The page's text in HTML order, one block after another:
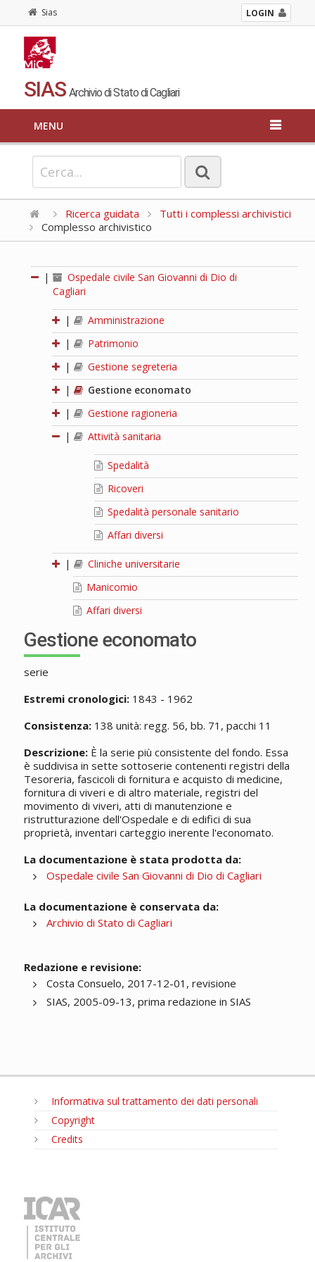
Sias LOGIN
SIAS Archivio di Stato di Cagliari
MENU
Ricerca guidata
Tutti i complessi archivistici
Complesso archivistico
|
Ospedale civile San Giovanni di Dio di
Cagliari
|
Amministrazione
|
Patrimonio
|
Gestione segreteria
|
Gestione economato
|
Gestione ragioneria
|
Attività sanitaria
Spedalità
Ricoveri
Spedalità personale sanitario
Affari diversi
|
Cliniche universitarie
Manicomio
Affari diversi
Gestione economato
serie
Estremi cronologici:1843 - 1962
Consistenza:138 unità: regg. 56, bb. 71, pacchi 11
Descrizione:È la serie più consistente del fondo. Essa
è suddivisa in sette sottoserie contenenti registri della
Tesoreria, fascicoli di fornitura e acquisto di medicine,
fornitura di viveri e di altro materiale, registri del
movimento di viveri, atti di manutenzione e
ristrutturazione dell'Ospedale e di edifici di sua
proprietà, inventari carteggio inerente l'economato.
La documentazione è stata prodotta da:
Ospedale civile San Giovanni di Dio di Cagliari
La documentazione è conservata da:
Archivio di Stato di Cagliari
Redazione e revisione:
Costa Consuelo, 2017-12-01, revisione
SIAS, 2005-09-13, prima redazione in SIAS
Informativa sul trattamento dei dati personali
Copyright
Credits